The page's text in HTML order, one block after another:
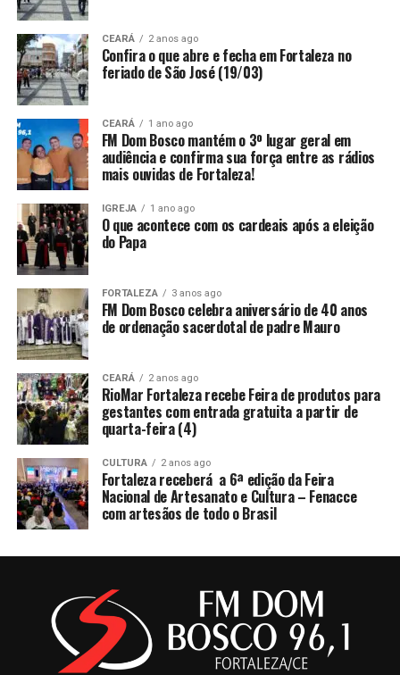
CEARÁ 2 anos ago
Confira o que abre e fecha em Fortaleza no
feriado de São José (19/03)
CEARÁ 1 ano ago
FM Dom Bosco mantém o 3º lugar geral em
audiência e confirma sua força entre as rádios
mais ouvidas de Fortaleza!
IGREJA 1 ano ago
O que acontece com os cardeais após a eleição
do Papa
FORTALEZA 3 anos ago
FM Dom Bosco celebra aniversário de 40 anos
de ordenação sacerdotal de padre Mauro
CEARÁ 2 anos ago
RioMar Fortaleza recebe Feira de produtos para
gestantes com entrada gratuita a partir de
quarta-feira (4)
CULTURA 2 anos ago
Fortaleza receberá a 6ª edição da Feira
Nacional de Artesanato e Cultura – Fenacce
com artesãos de todo o Brasil